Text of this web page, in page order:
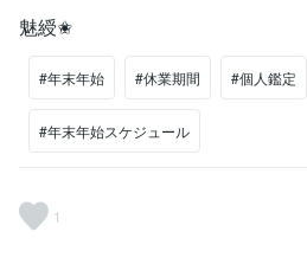
魅綬✬
#年末年始 #休業期間 #個人鑑定
#年末年始スケジュール
1